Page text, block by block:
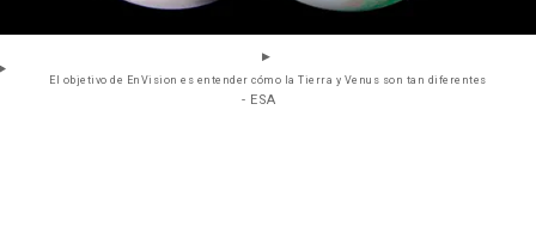
El objetivo de EnVision es entender cómo la Tierra y Venus son tan diferentes
- ESA